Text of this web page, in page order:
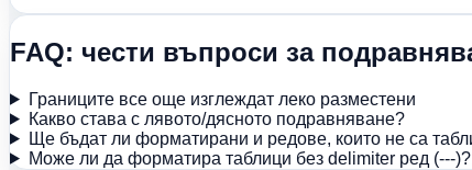
FAQ: чести въпроси за
Границите все още изглеждат леко разместени
Какво става с лявото/дясното подравняване?
Ще бъдат ли форматирани и редове, които не са
Може ли да форматира таблици без delimiter ред (---)?